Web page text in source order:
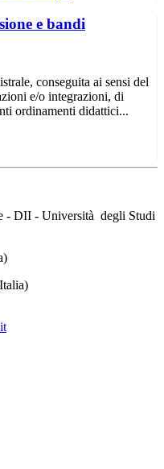
e bandi
conseguita ai sensi del
e/o integrazioni, di
ordinamenti didattici...
- DII - Università degli Studi